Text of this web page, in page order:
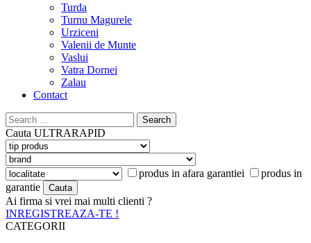
Turda
Turnu Magurele
Urziceni
Valenii de Munte
Vaslui
Vatra Dornei
Zalau
Contact
Search
for:
Cauta ULTRARAPID
produs in afara garantiei
produs in
garantie
Ai firma si vrei mai multi clienti ?
INREGISTREAZA-TE !
CATEGORII